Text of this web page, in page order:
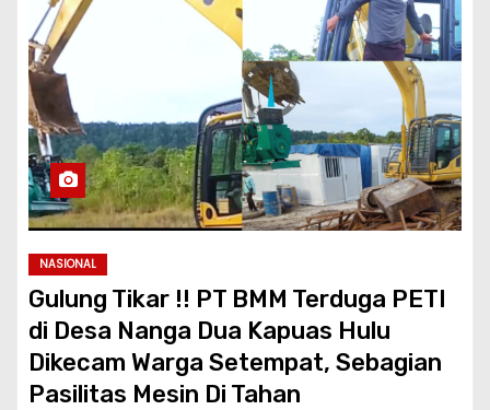
NASIONAL
Gulung Tikar !! PT BMM Terduga PETI
di Desa Nanga Dua Kapuas Hulu
Dikecam Warga Setempat, Sebagian
Pasilitas Mesin Di Tahan